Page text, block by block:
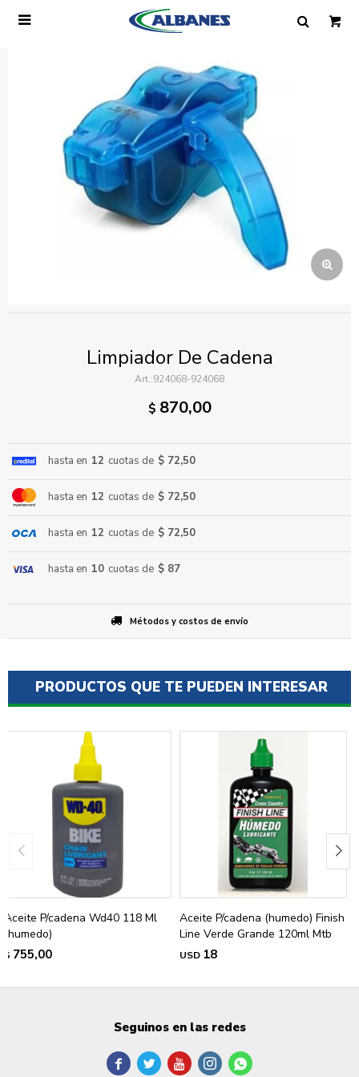

Limpiador De Cadena
924068-924068
$ 870,00
hasta en 12 cuotas de $ 72,50
hasta en 12 cuotas de $ 72,50
hasta en 12 cuotas de $ 72,50
hasta en 10 cuotas de $ 87
Métodos y costos de envío
PRODUCTOS QUE TE PUEDEN INTERESAR
Aceite P/cadena Wd40 118 Ml
(humedo)
$ 755,00
Aceite P/cadena (humedo) Finish
Line Verde Grande 120ml Mtb
USD 18
Ingresa tus datos y te informaremos cuando
tengamos stock disponible.
Correo electrónico
ENVIAR
Seguinos en las redes
    